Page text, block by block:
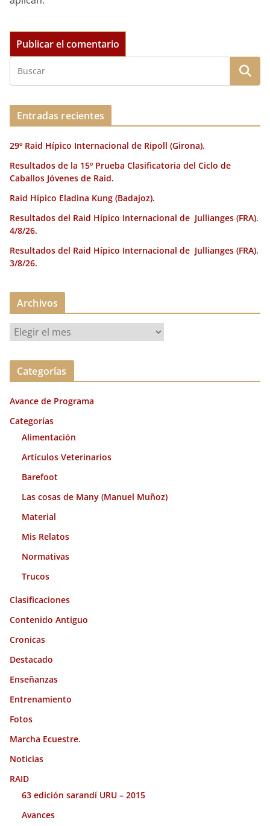
Entradas recientes
29º Raid Hípico Internacional de Ripoll (Girona).
Resultados de la 15º Prueba Clasificatoria del Ciclo de
Caballos Jóvenes de Raid.
Raid Hípico Eladina Kung (Badajoz).
Resultados del Raid Hípico Internacional de Jullianges (FRA).
4/8/26.
Resultados del Raid Hípico Internacional de Jullianges (FRA).
3/8/26.
Archivos
r
c
v
o
Categorías
Avance de Programa
Categorías
Alimentación
Artículos Veterinarios
Barefoot
Las cosas de Many (Manuel Muñoz)
Material
Mis Relatos
Normativas
Trucos
Clasificaciones
Contenido Antiguo
Cronicas
Destacado
Enseñanzas
Entrenamiento
Fotos
Marcha Ecuestre.
Noticias
RAID
63 edición sarandí URU – 2015
Avances